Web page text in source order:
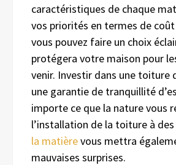
caractéristiques de chaque
vos priorités en termes de
vous pouvez faire un choix
protégera votre maison pour
venir. Investir dans une toiture
une garantie de tranquillité
importe ce que la nature vous
l’installation de la toiture à des
la matièrevous mettra
mauvaises surprises.